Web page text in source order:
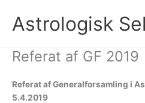
indholdet
Astrologisk
Referat af GF 2019
Referat af Generalforsamling i
5.4.2019